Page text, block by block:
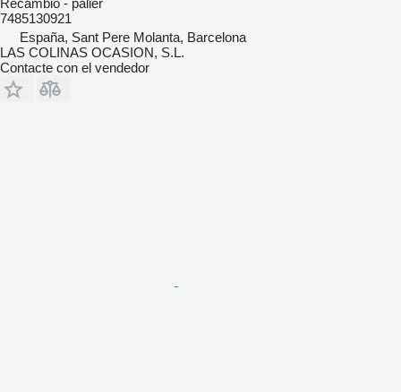
7485130921
España, Sant Pere Molanta, Barcelona
LAS COLINAS OCASION, S.L.
Contacte con el vendedor